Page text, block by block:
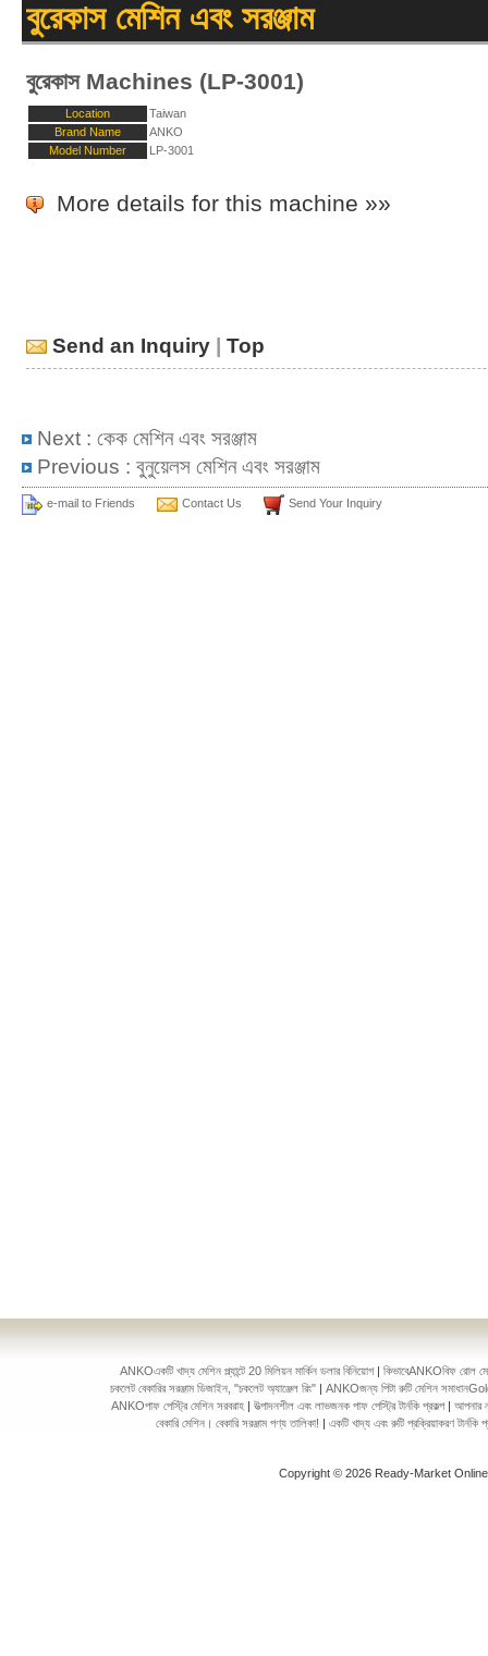
বুরেকাস মেশিন এবং সরঞ্জাম
বুরেকাস Machines (LP-3001)
Location
Taiwan
Brand Name
ANKO
Model Number
LP-3001
More details for this machine »»
Send an Inquiry | Top
Next : কেক মেশিন এবং সরঞ্জাম
Previous : বুনুয়েলস মেশিন এবং সরঞ্জাম
e-mail to Friends Contact Us Send Your Inquiry
ANKOএকটি খাদ্য মেশিন প্ল্যান্টে 20 মিলিয়ন মার্কিন ডলার বিনিয়োগ |কিভাবেANKOবিফ রোল
চকলেট বেকারির সরঞ্জাম ডিজাইন, "চকলেট অ্যাঞ্জেল রিং" |ANKOজন্য পিটা রুটি মেশিন
ANKOপাফ পেস্ট্রি মেশিন সরবরাহ |উত্পাদনশীল এবং লাভজনক পাফ পেস্ট্রি টার্নকি প্রকল্প|আপনার
বেকারি মেশিন। বেকারি সরঞ্জাম পণ্য তালিকা! | একটি খাদ্য এবং রুটি প্রক্রিয়াকরণ
Copyright © 2026 Ready-Market